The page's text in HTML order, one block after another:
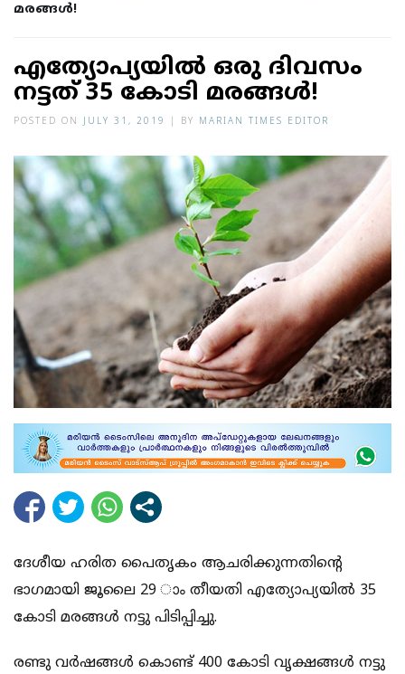
മരങ്ങള്‍!
എത്യോപ്യയില്‍ ഒരു ദിവസം
നട്ടത് 35 കോടി മരങ്ങള്‍!
POSTED ON JULY 31, 2019 BY MARIAN TIMES EDITOR
ദേശീയ ഹരിത പൈതൃകം ആചരിക്കുന്നതിന്റെ
ഭാഗമായി ജൂലൈ 29 ാം തീയതി എത്യോപ്യയില്‍ 35
കോടി മരങ്ങള്‍ നട്ടു പിടിപ്പിച്ചു.
രണ്ടു വര്‍ഷങ്ങള്‍ കൊണ്ട് 400 കോടി വൃക്ഷങ്ങള്‍ നട്ടു